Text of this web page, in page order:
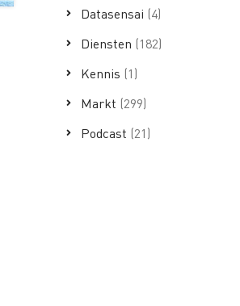
Datasensai (4)
Diensten (182)
Kennis (1)
Markt (299)
Podcast (21)